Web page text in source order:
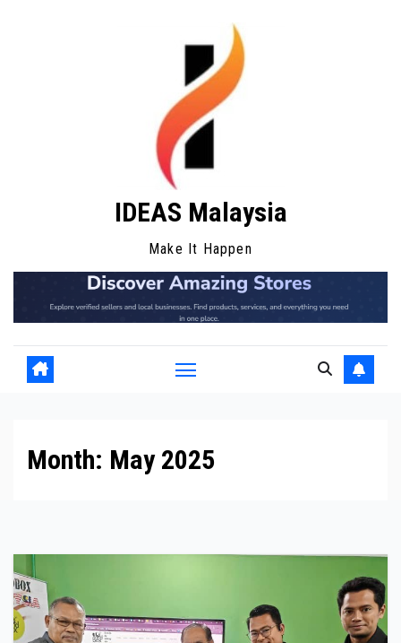
IDEAS Malaysia
Make It Happen
Month: May 2025